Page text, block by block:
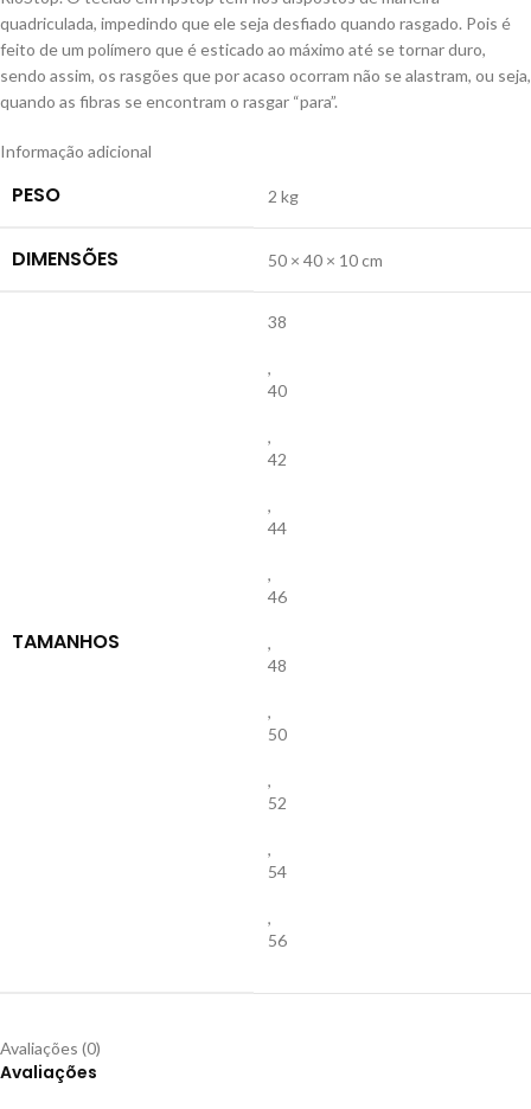
quadriculada, impedindo que ele seja desfiado quando rasgado. Pois é
feito de um polímero que é esticado ao máximo até se tornar duro,
sendo assim, os rasgões que por acaso ocorram não se alastram, ou seja,
quando as fibras se encontram o rasgar “para”.
Informação adicional
PESO 2 kg
DIMENSÕES 50 × 40 × 10 cm
TAMANHOS
38
,
40
,
42
,
44
,
46
,
48
,
50
,
52
,
54
,
56
Avaliações (0)
Avaliações